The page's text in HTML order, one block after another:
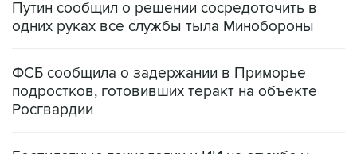
ФСБ сообщила о задержании в Приморье
Росгвардии
Беспилотные технологии и ИИ на службе у